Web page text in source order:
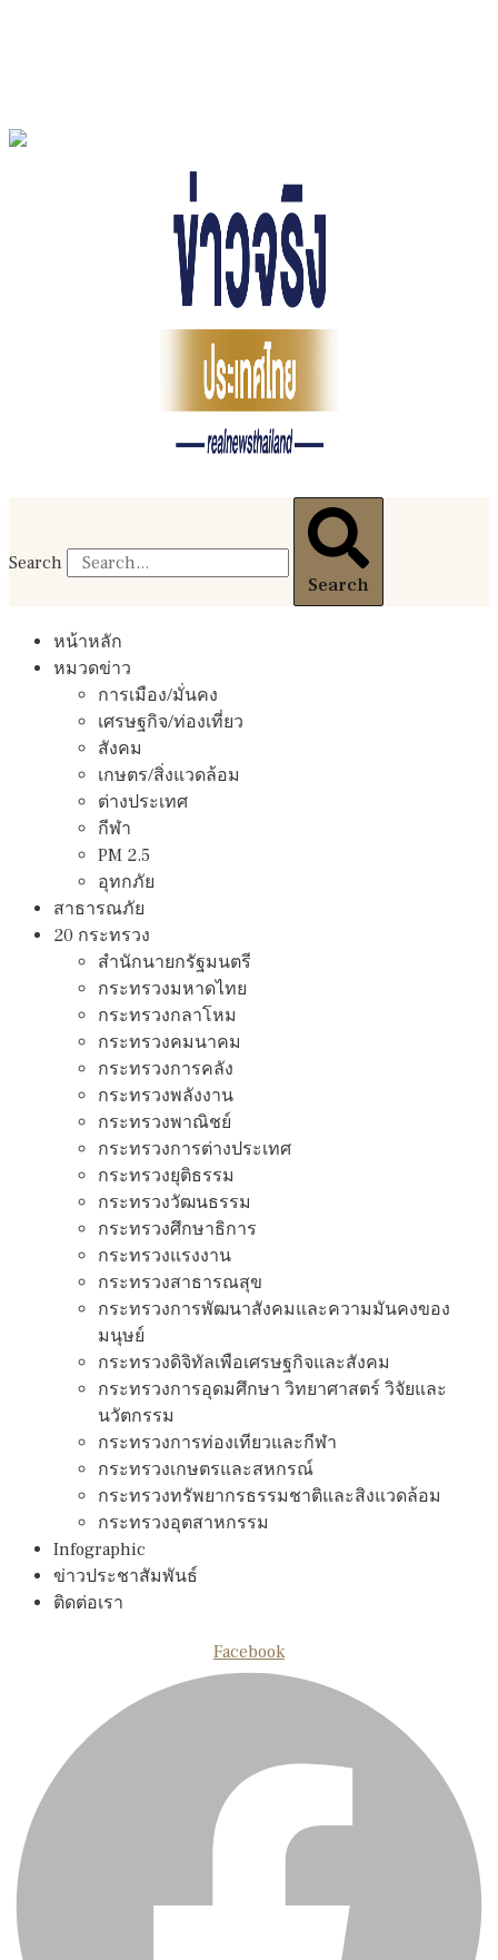
Search
Search
หน้าหลัก
หมวดข่าว
การเมือง/มั่นคง
เศรษฐกิจ/ท่องเที่ยว
สังคม
เกษตร/สิ่งแวดล้อม
ต่างประเทศ
กีฬา
PM 2.5
อุทกภัย
สาธารณภัย
20 กระทรวง
สํานักนายกรัฐมนตรี
กระทรวงมหาดไทย
กระทรวงกลาโหม
กระทรวงคมนาคม
กระทรวงการคลัง
กระทรวงพลังงาน
กระทรวงพาณิชย์
กระทรวงการต่างประเทศ
กระทรวงยุติธรรม
กระทรวงวัฒนธรรม
กระทรวงศึกษาธิการ
กระทรวงแรงงาน
กระทรวงสาธารณสุข
กระทรวงการพัฒนาสังคมและความมันคงของ
มนุษย์
กระทรวงดิจิทัลเพือเศรษฐกิจและสังคม
กระทรวงการอุดมศึกษา วิทยาศาสตร์ วิจัยและ
นวัตกรรม
กระทรวงการท่องเทียวและกีฬา
กระทรวงเกษตรและสหกรณ์
กระทรวงทรัพยากรธรรมชาติและสิงแวดล้อม
กระทรวงอุตสาหกรรม
Infographic
ข่าวประชาสัมพันธ์
ติดต่อเรา
Facebook